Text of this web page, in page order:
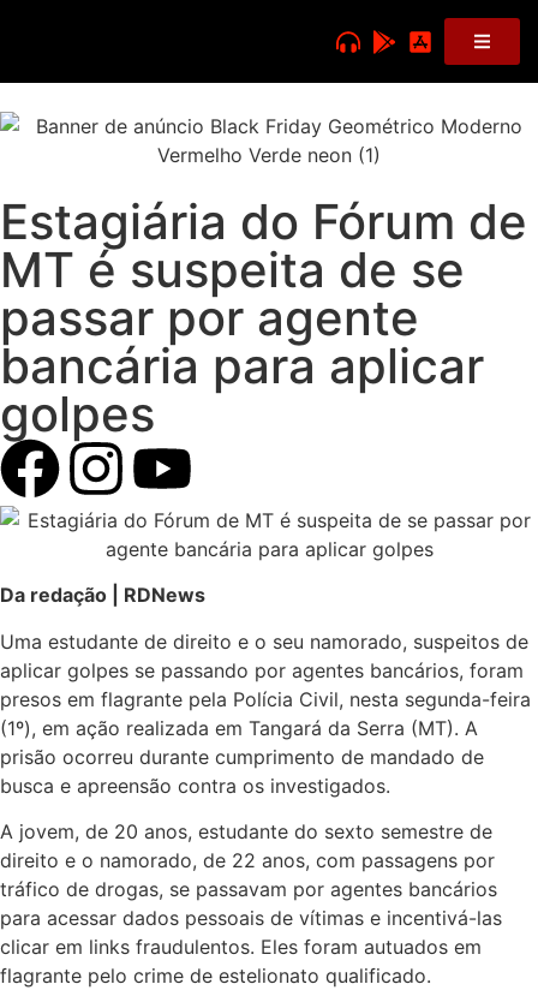
Estagiária do Fórum de
MT é suspeita de se
passar por agente
bancária para aplicar
golpes
Da redação | RDNews
Uma estudante de direito e o seu namorado, suspeitos de
aplicar golpes se passando por agentes bancários, foram
presos em flagrante pela Polícia Civil, nesta segunda-feira
(1º), em ação realizada em Tangará da Serra (MT). A
prisão ocorreu durante cumprimento de mandado de
busca e apreensão contra os investigados.
A jovem, de 20 anos, estudante do sexto semestre de
direito e o namorado, de 22 anos, com passagens por
tráfico de drogas, se passavam por agentes bancários
para acessar dados pessoais de vítimas e incentivá-las
clicar em links fraudulentos. Eles foram autuados em
flagrante pelo crime de estelionato qualificado.